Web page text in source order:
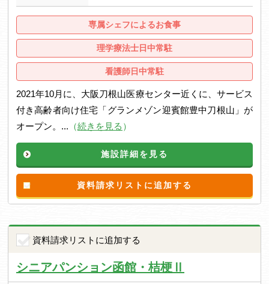
専属シェフによるお食事
理学療法士日中常駐
看護師日中常駐
2021年10月に、大阪刀根山医療センター近くに、サービス
付き高齢者向け住宅「グランメゾン迎賓館豊中刀根山」が
オープン。... （続きを見る ）
施設詳細を見る
資料請求リストに追加する
資料請求リストに追加する
シニアパンション函館・桔梗Ⅱ